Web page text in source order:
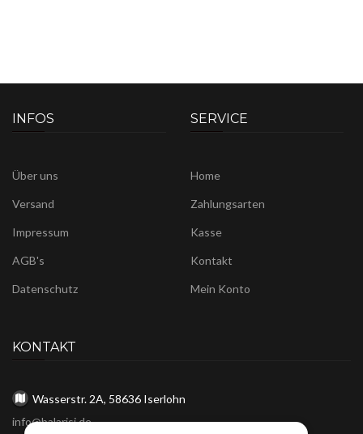
INFOS
Über uns
Versand
Impressum
AGB's
Datenschutz
SERVICE
Home
Zahlungsarten
Kasse
Kontakt
Mein Konto
KONTAKT
Wasserstr. 2A, 58636 Iserlohn
info@balarisi.de